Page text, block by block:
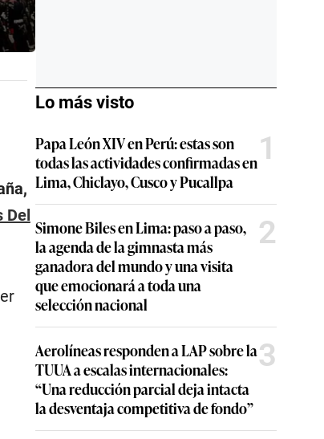
Del
Lo más visto
Papa León XIV en Perú: estas son
todas las actividades confirmadas en
Lima, Chiclayo, Cusco y Pucallpa
1
Simone Biles en Lima: paso a paso,
la agenda de la gimnasta más
ganadora del mundo y una visita
que emocionará a toda una
selección nacional
2
Aerolíneas responden a LAP sobre la
TUUA a escalas internacionales:
“Una reducción parcial deja intacta
la desventaja competitiva de fondo”
3